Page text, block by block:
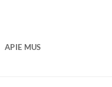
APIE MUS